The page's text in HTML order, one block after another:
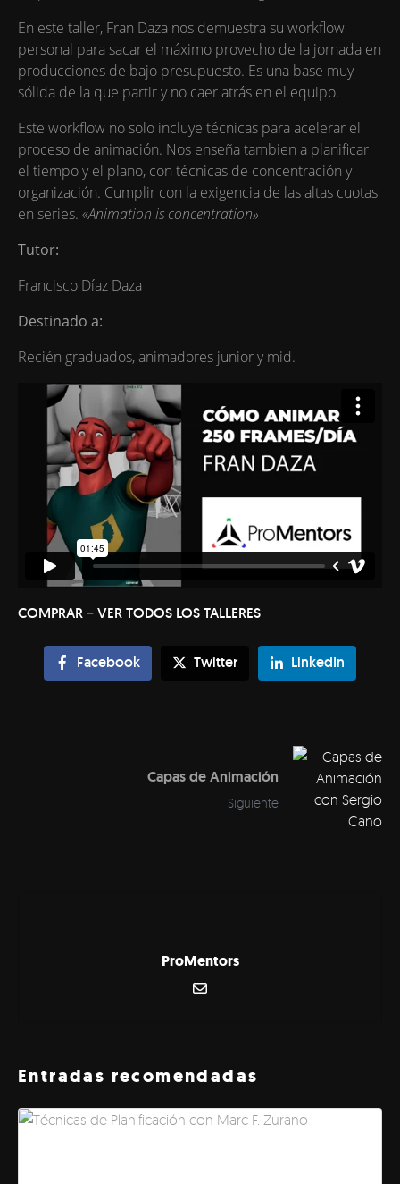
En este taller, Fran Daza nos demuestra su workflow
personal para sacar el máximo provecho de la jornada en
producciones de bajo presupuesto. Es una base muy
sólida de la que partir y no caer atrás en el equipo.
Este workflow no solo incluye técnicas para acelerar el
proceso de animación. Nos enseña tambien a planificar
el tiempo y el plano, con técnicas de concentración y
organización. Cumplir con la exigencia de las altas cuotas
en series. «Animation is concentration»
Tutor:
Francisco Díaz Daza
Destinado a:
Recién graduados, animadores junior y mid.
COMPRAR–VER TODOS LOS TALLERES
Facebook Twitter LinkedIn
Capas de Animación
Siguiente
ProMentors
Entradas recomendadas